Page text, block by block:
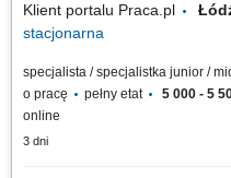
Klient portalu Praca.pl
stacjonarna
specjalista / specjalistka junior /
o pracę
pełny etat 5 000 - 5
online
3 dni